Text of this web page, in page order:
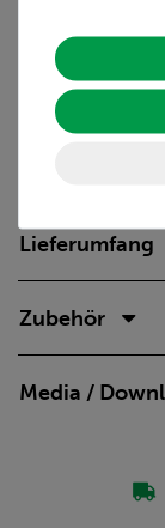
Zur
(49303-99)
Lieferumfang
Zubehör
Media /